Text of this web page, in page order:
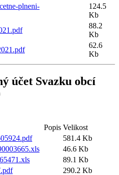
plneni-
124.5
Kb
88.2
Kb
62.6
Kb
účet Svazku obcí
Popis Velikost
581.4 Kb
46.6 Kb
89.1 Kb
290.2 Kb